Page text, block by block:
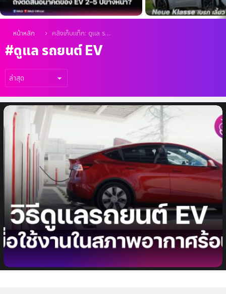
คุณอยู่ที่นี่:
หน้าหลัก คลังเก็บแท็ก: ดูแล รถยนต์ EV
ดูแล รถยนต์ EV
เรื่อง
ล่าสุด
แนะนำ 5 วิธีดูแลรักษารถยนต์ไฟฟ้า (EV) เมื่อใช้
งานในสภาพอากาศร้อน อุณหภูมิสูง